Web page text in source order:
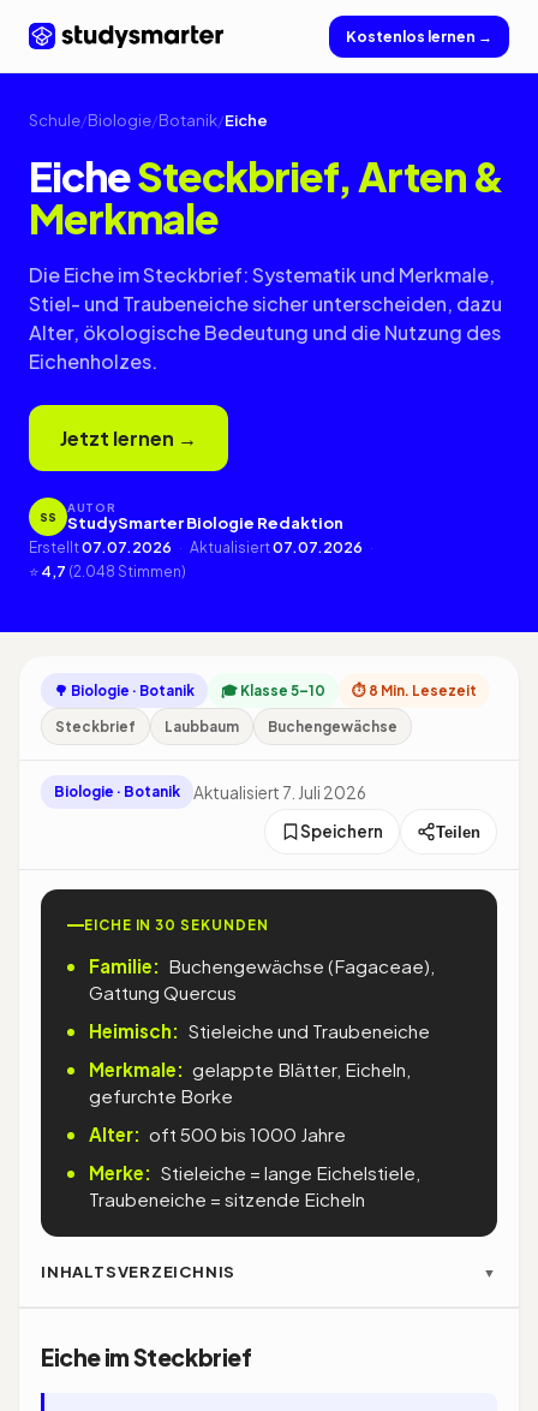
Kostenlos lernen →
Schule/Biologie/Botanik/Eiche
EicheSteckbrief, Arten &
Merkmale
Die Eiche im Steckbrief: Systematik und Merkmale,
Stiel- und Traubeneiche sicher unterscheiden, dazu
Alter, ökologische Bedeutung und die Nutzung des
Eichenholzes.
Jetzt lernen →
SS
AUTOR
StudySmarter Biologie Redaktion
Erstellt07.07.2026 · Aktualisiert07.07.2026 ·
⭐ 4,7 (2.048 Stimmen)
🌳 Biologie · Botanik 🎓 Klasse 5–10
⏱ 8 Min. Lesezeit
Steckbrief
Laubbaum Buchengewächse
Biologie · Botanik
Aktualisiert 7. Juli 2026
Speichern
Teilen
EICHE IN 30 SEKUNDEN
Familie: Buchengewächse (Fagaceae),
Gattung Quercus
Heimisch: Stieleiche und Traubeneiche
Merkmale: gelappte Blätter, Eicheln,
gefurchte Borke
Alter: oft 500 bis 1000 Jahre
Merke: Stieleiche = lange Eichelstiele,
Traubeneiche = sitzende Eicheln
INHALTSVERZEICHNIS ▼
Eiche im Steckbrief